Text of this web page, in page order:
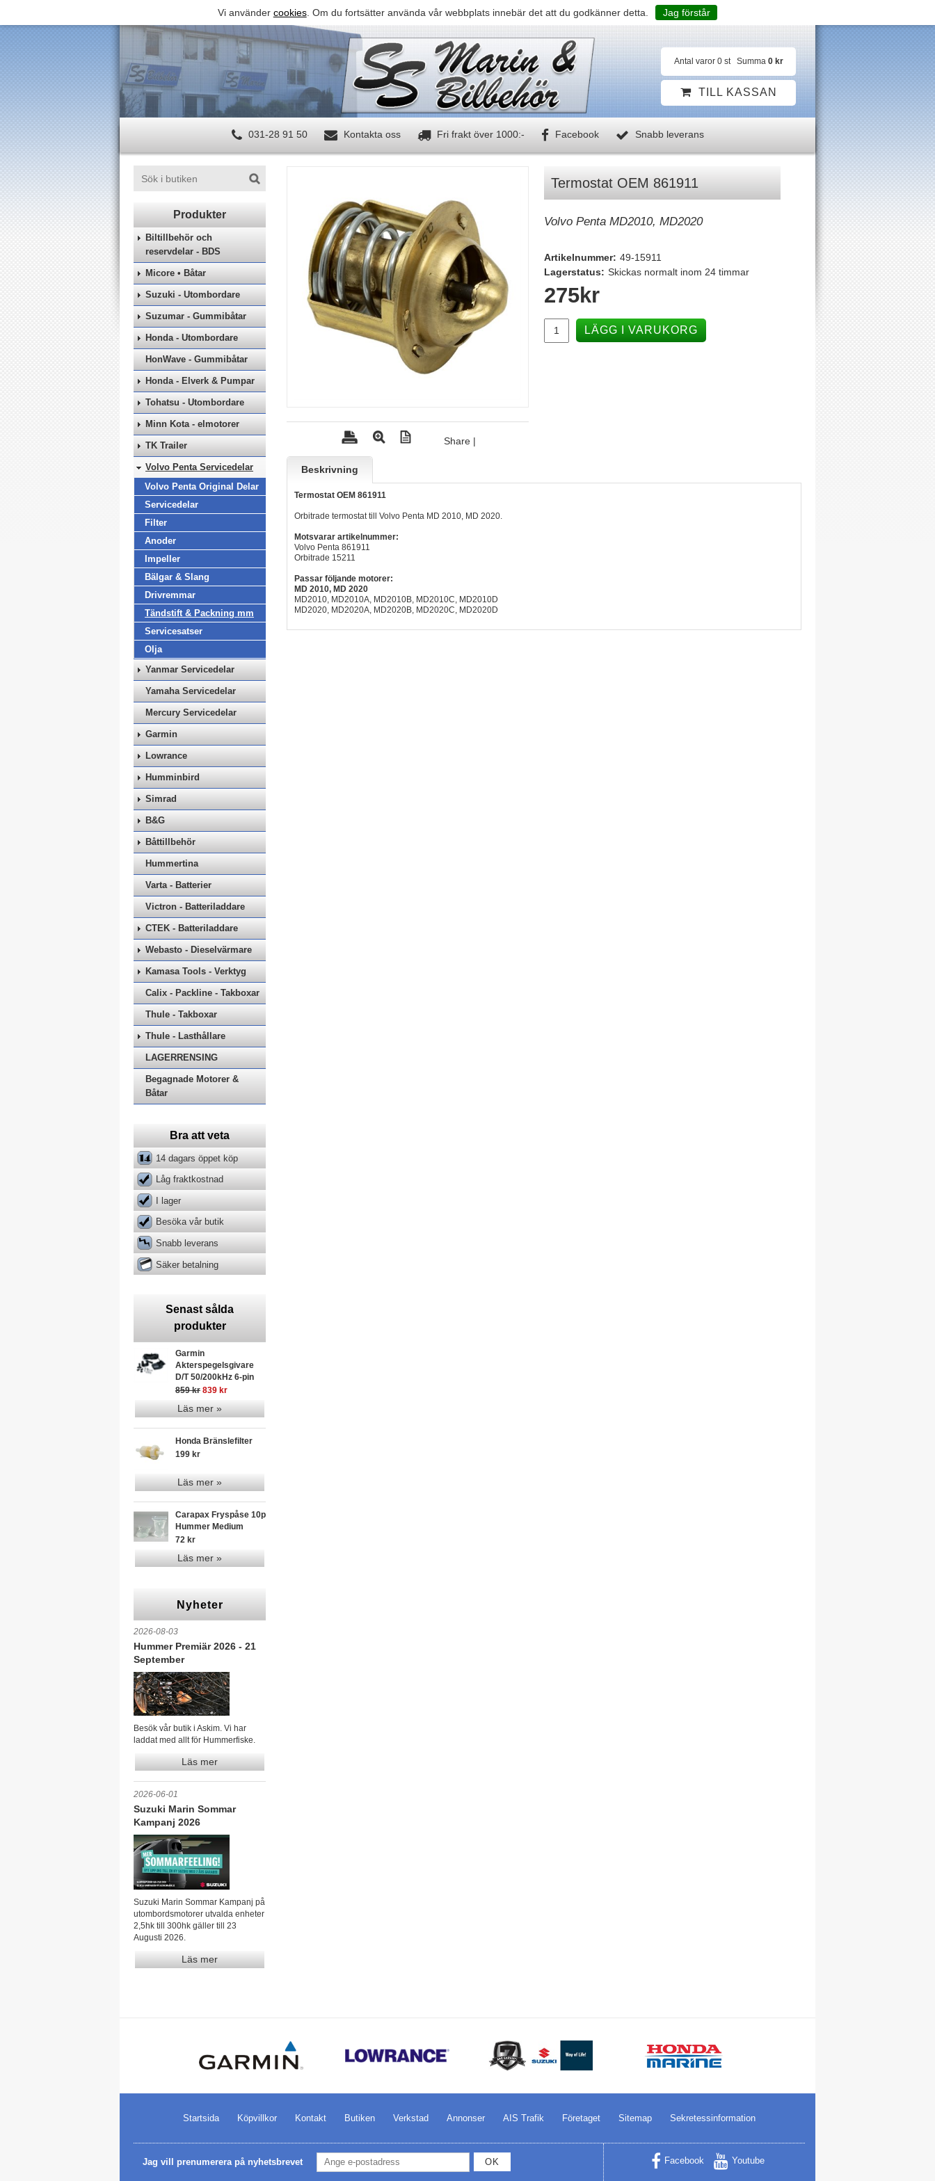
Vi använder cookies. Om du fortsätter använda vår webbplats innebär det att du godkänner detta. Jag förstår
Antal varor 0 st Summa 0 kr
TILL KASSAN
031-28 91 50 Kontakta oss Fri frakt över 1000:- Facebook Snabb leverans
Biltillbehör och
reservdelar - BDS
Micore • Båtar
Suzuki - Utombordare
Suzumar - Gummibåtar
Honda - Utombordare
HonWave - Gummibåtar
Honda - Elverk & Pumpar
Tohatsu - Utombordare
Minn Kota - elmotorer
TK Trailer
Volvo Penta Servicedelar
Volvo Penta Original Delar
Servicedelar
Filter
Anoder
Impeller
Bälgar & Slang
Drivremmar
Tändstift & Packning mm
Servicesatser
Olja
Yanmar Servicedelar
Yamaha Servicedelar
Mercury Servicedelar
Garmin
Lowrance
Humminbird
Simrad
B&G
Båttillbehör
Hummertina
Varta - Batterier
Victron - Batteriladdare
CTEK - Batteriladdare
Webasto - Dieselvärmare
Kamasa Tools - Verktyg
Calix - Packline - Takboxar
Thule - Takboxar
Thule - Lasthållare
LAGERRENSING
Begagnade Motorer &
Båtar
Bra att veta
14 dagars öppet köp
Låg fraktkostnad
I lager
Besöka vår butik
Snabb leverans
Säker betalning
Share |
Termostat OEM 861911
Volvo Penta MD2010, MD2020
Artikelnummer: 49-15911
Lagerstatus: Skickas normalt inom 24 timmar
275kr
LÄGG I VARUKORG
Beskrivning
Termostat OEM 861911
Orbitrade termostat till Volvo Penta MD 2010, MD 2020.
Motsvarar artikelnummer:
Volvo Penta 861911
Orbitrade 15211
Passar följande motorer:
MD 2010, MD 2020
MD2010, MD2010A, MD2010B, MD2010C, MD2010D
MD2020, MD2020A, MD2020B, MD2020C, MD2020D
Senast sålda
produkter
Garmin
Akterspegelsgivare
D/T 50/200kHz 6-pin
859 kr 839 kr
Läs mer »
Honda Bränslefilter
199 kr
Läs mer »
Carapax Fryspåse 10p
Hummer Medium
72 kr
Läs mer »
Nyheter
2026-08-03
Hummer Premiär 2026 - 21
September
Besök vår butik i Askim. Vi har
laddat med allt för Hummerfiske.
Läs mer
2026-06-01
Suzuki Marin Sommar
Kampanj 2026
Suzuki Marin Sommar Kampanj på
utombordsmotorer utvalda enheter
2,5hk till 300hk gäller till 23
Augusti 2026.
Läs mer
Startsida Köpvillkor Kontakt Butiken Verkstad Annonser AIS Trafik Företaget Sitemap Sekretessinformation
Jag vill prenumerera på nyhetsbrevet OK Facebook Youtube